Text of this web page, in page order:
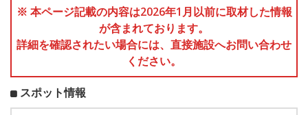
※ 本ページ記載の内容は2026年1月以前に取材した情報
が含まれております。
詳細を確認されたい場合には、直接施設へお問い合わせ
ください。
スポット情報